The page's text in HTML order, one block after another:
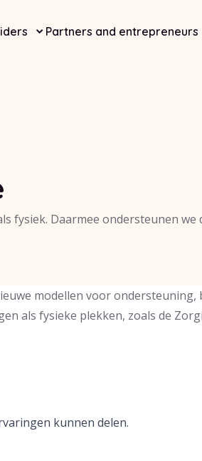
Partners and entrepreneurs
Daarmee ondersteunen
modellen voor
als fysieke plekken, zoals de
kunnen delen.